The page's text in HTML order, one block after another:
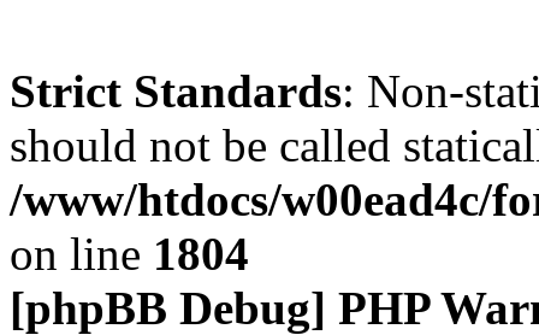
Strict Standards: Non-
should not be called
/www/htdocs/w00ead4c/
on line 1804
[phpBB Debug] PHP